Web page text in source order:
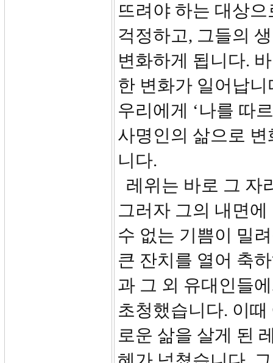
뜨려야 하는 대상
걱정하고, 그들의
변화하게 됩니다.
한 변화가 일어납
우리에게 ‘나를 따
사명인의 삶으로
니다.
레위는 바로 그 자
그러자 그의 내면
수 없는 기쁨이 밀
큰 잔치를 열어 축
과 그 외 유대인들
초청했습니다. 이
로운 삶을 살게 된